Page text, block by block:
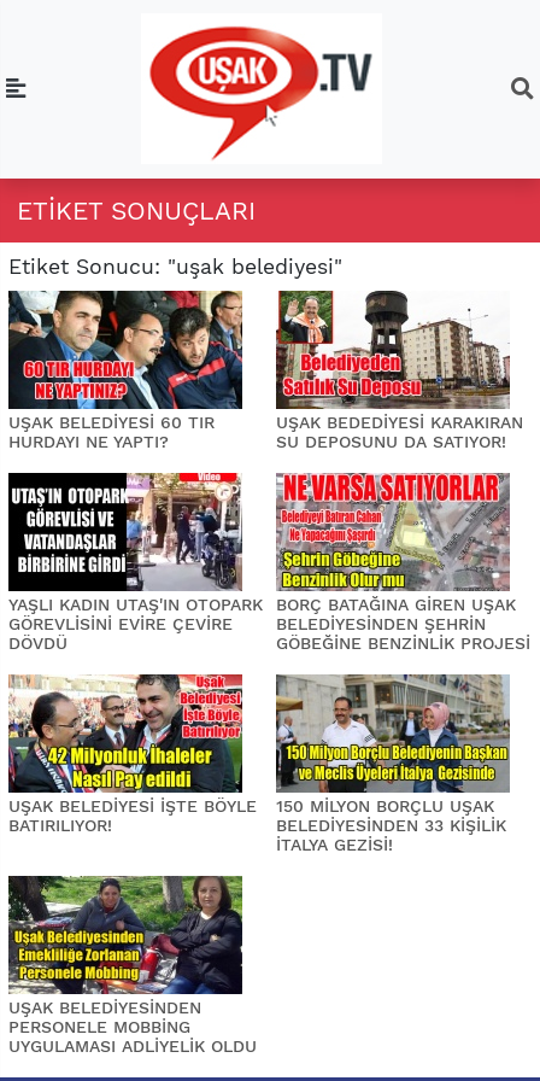
ETIKET SONUÇLARI
Etiket Sonucu: "uşak belediyesi"
UŞAK BELEDİYESİ 60 TIR
HURDAYI NE YAPTI?
UŞAK BEDEDİYESİ KARAKIRAN
SU DEPOSUNU DA SATIYOR!
YAŞLI KADIN UTAŞ'IN OTOPARK
GÖREVLİSİNİ EVİRE ÇEVİRE
DÖVDÜ
BORÇ BATAĞINA GİREN UŞAK
BELEDİYESİNDEN ŞEHRİN
GÖBEĞİNE BENZİNLİK PROJESİ
UŞAK BELEDİYESİ İŞTE BÖYLE
BATIRILIYOR!
150 MİLYON BORÇLU UŞAK
BELEDİYESİNDEN 33 KİŞİLİK
İTALYA GEZİSİ!
UŞAK BELEDİYESİNDEN
PERSONELE MOBBİNG
UYGULAMASI ADLİYELİK OLDU